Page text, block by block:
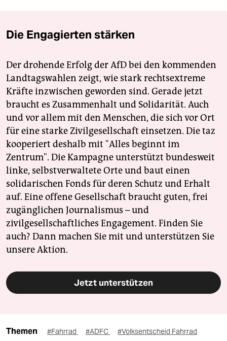
Die Engagierten stärken
Der drohende Erfolg der AfD bei den kommenden
Landtagswahlen zeigt, wie stark rechtsextreme
Kräfte inzwischen geworden sind. Gerade jetzt
braucht es Zusammenhalt und Solidarität. Auch
und vor allem mit den Menschen, die sich vor Ort
für eine starke Zivilgesellschaft einsetzen. Die taz
kooperiert deshalb mit "Alles beginnt im
Zentrum". Die Kampagne unterstützt bundesweit
linke, selbstverwaltete Orte und baut einen
solidarischen Fonds für deren Schutz und Erhalt
auf. Eine offene Gesellschaft braucht guten, frei
zugänglichen Journalismus – und
zivilgesellschaftliches Engagement. Finden Sie
auch? Dann machen Sie mit und unterstützen Sie
unsere Aktion.
Jetzt unterstützen
Themen #Fahrrad #ADFC #Volksentscheid Fahrrad